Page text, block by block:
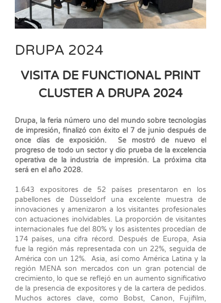
DRUPA 2024
VISITA DE FUNCTIONAL PRINT
CLUSTER A DRUPA 2024
Drupa, la feria número uno del mundo sobre tecnologías
de impresión, finalizó con éxito el 7 de junio después de
once días de exposición. Se mostró de nuevo el
progreso de todo un sector y dio prueba de la excelencia
operativa de la industria de impresión. La próxima cita
será en el año 2028.
1.643 expositores de 52 países presentaron en los
pabellones de Düsseldorf una excelente muestra de
innovaciones y amenizaron a los visitantes profesionales
con actuaciones inolvidables. La proporción de visitantes
internacionales fue del 80% y los asistentes procedían de
174 países, una cifra récord. Después de Europa, Asia
fue la región más representada con un 22%, seguida de
América con un 12%. Asia, así como América Latina y la
región MENA son mercados con un gran potencial de
crecimiento, lo que se reflejó en un aumento significativo
de la presencia de expositores y de la cartera de pedidos.
Muchos actores clave, como Bobst, Canon, Fujifilm,